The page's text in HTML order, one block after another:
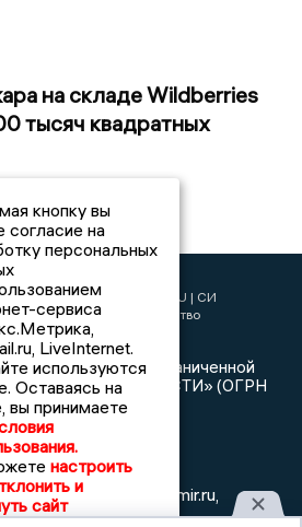
на складе Wildberries
тысяч квадратных
2017 © NEWSVLADIMIR.RU | СИ
«Информационное агентство
Владимирские новости»
Общество с ограниченной
НОВОСТИ» (ОГРН
С. А.
666916
info@newsvladimir.ru,
кнопку вы
согласие на
персональных
сервиса
LiveInternet.
используются
Оставаясь на
вы принимаете
настроить
и
сайт